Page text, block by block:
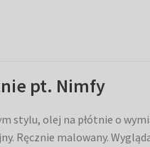
pt. Nimfy
stylu, olej na płótnie o
Ręcznie malowany.